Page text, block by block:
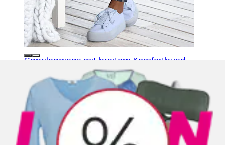
Caprileggings mit breitem Komfortbund
Ursprünglicher Preisstatt 27,99 €
Aktueller Preis
(3